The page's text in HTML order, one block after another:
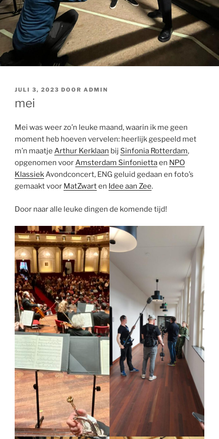
GEPLAATST
JULI 3, 2023 DOOR ADMIN
mei
Mei was weer zo’n leuke maand, waarin ik me geen
moment heb hoeven vervelen: heerlijk gespeeld met
m’n maatje Arthur Kerklaan bij Sinfonia Rotterdam,
opgenomen voorAmsterdam Sinfoniettaen NPO
KlassiekAvondconcert, ENG geluid gedaan en foto’s
gemaakt voor MatZwarten Idee aan Zee.
Door naar alle leuke dingen de komende tijd!